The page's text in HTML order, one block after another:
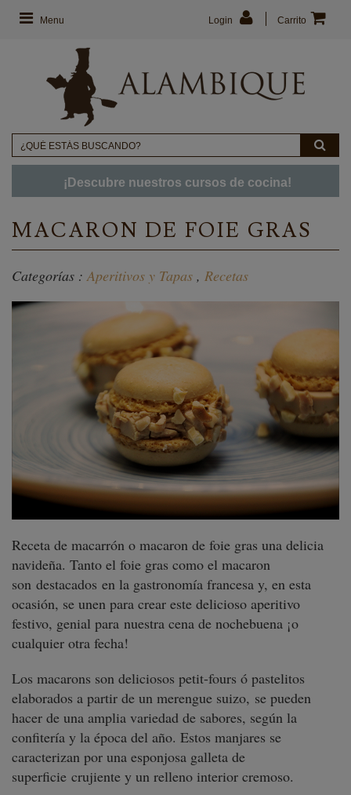
Menu Carrito
Login
¡Descubre nuestros cursos de cocina!
MACARON DE FOIE GRAS
Categorías :Aperitivos y Tapas , Recetas
Receta de macarrón o macaron de foie gras una delicia
navideña. Tanto el foie gras como el macaron
son destacados en la gastronomía francesa y, en esta
ocasión, se unen para crear este delicioso aperitivo
festivo, genial para nuestra cena de nochebuena ¡o
cualquier otra fecha!
Los macarons son deliciosos petit-fours ó pastelitos
elaborados a partir de un merengue suizo, se pueden
hacer de una amplia variedad de sabores, según la
confitería y la época del año. Estos manjares se
caracterizan por una esponjosa galleta de
superficie crujiente y un relleno interior cremoso.